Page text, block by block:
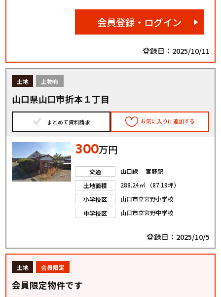
会員登録・ログイン
登録日：2025/10/11
土地 上物有
山口県山口市折本１丁目
まとめて資料請求 お気に入りに追加する
300万円
交通
山口線 宮野駅
土地面積
288.24㎡ （87.19坪）
小学校区
山口市立宮野小学校
中学校区
山口市立宮野中学校
登録日：2025/10/5
土地 会員限定
会員限定物件です